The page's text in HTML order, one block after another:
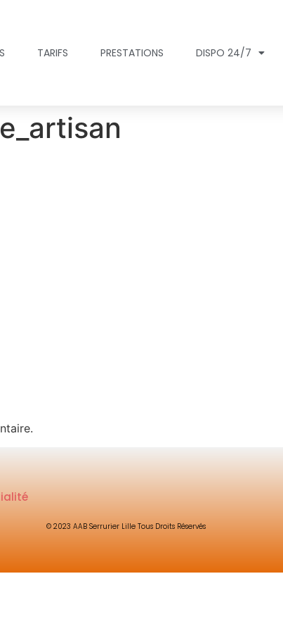
TARIFS PRESTATIONS DISPO 24/7
© 2023 AAB Serrurier Lille Tous Droits Réservés